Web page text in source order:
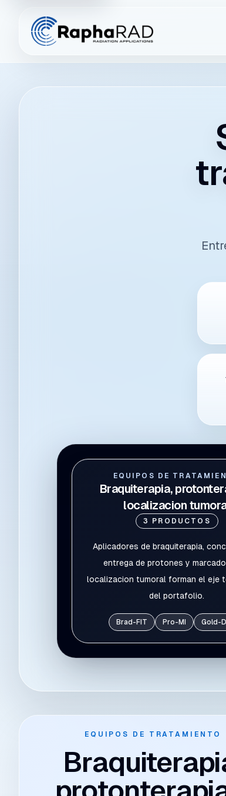
EQUIPOS DE
Braquiterapia,
localizacion
3 PRODUCTOS
Aplicadores de braquiterapia,
entrega de protones y
localizacion tumoral forman el eje
del portafolio.
Brad-FIT Pro-MI Gold-
EQUIPOS DE TRATAMIENTO